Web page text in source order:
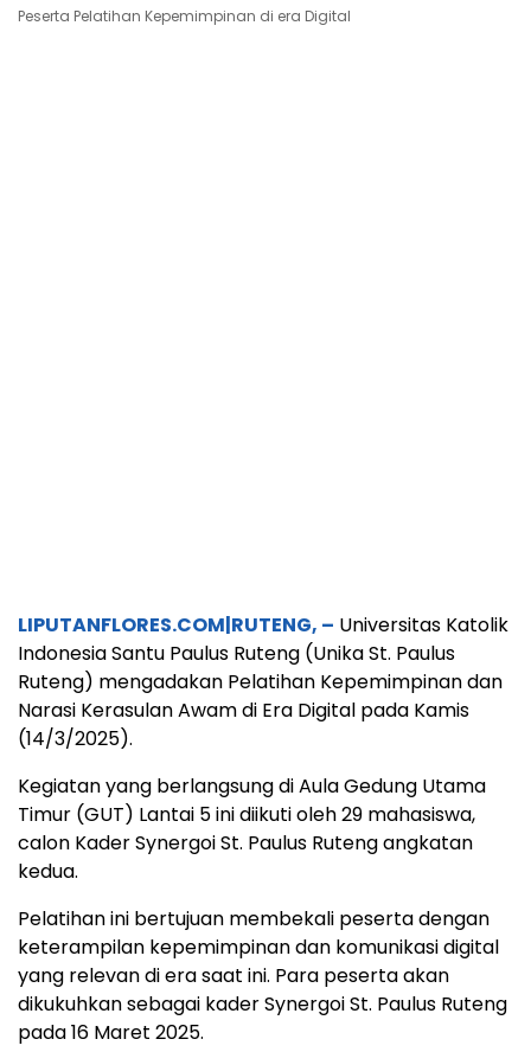
Peserta Pelatihan Kepemimpinan di era Digital
LIPUTANFLORES.COM|RUTENG, – Universitas Katolik
Indonesia Santu Paulus Ruteng (Unika St. Paulus
Ruteng) mengadakan Pelatihan Kepemimpinan dan
Narasi Kerasulan Awam di Era Digital pada Kamis
(14/3/2025).
Kegiatan yang berlangsung di Aula Gedung Utama
Timur (GUT) Lantai 5 ini diikuti oleh 29 mahasiswa,
calon Kader Synergoi St. Paulus Ruteng angkatan
kedua.
Pelatihan ini bertujuan membekali peserta dengan
keterampilan kepemimpinan dan komunikasi digital
yang relevan di era saat ini. Para peserta akan
dikukuhkan sebagai kader Synergoi St. Paulus Ruteng
pada 16 Maret 2025.